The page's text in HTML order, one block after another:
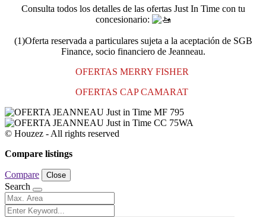
Consulta todos los detalles de las ofertas Just In Time con tu
concesionario:
(1)Oferta reservada a particulares sujeta a la aceptación de SGB
Finance, socio financiero de Jeanneau.
OFERTAS MERRY FISHER
OFERTAS CAP CAMARAT
© Houzez - All rights reserved
Compare listings
Compare Close
Search